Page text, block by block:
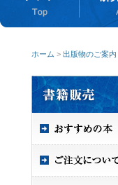
ホーム > 出版物のご案内